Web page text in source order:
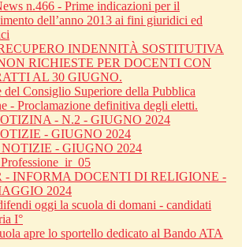
n.466 - Prime indicazioni per il
dell’anno 2013 ai fini giuridici ed
INDENNITÀ SOSTITUTIVA
RICHIESTE PER DOCENTI CON
AL 30 GIUGNO.
del Consiglio Superiore della Pubblica
- Proclamazione definitiva degli eletti.
- N.2 - GIUGNO 2024
- GIUGNO 2024
- GIUGNO 2024
- INFORMA DOCENTI DI RELIGIONE -
2024
oggi la scuola di domani - candidati
I°
apre lo sportello dedicato al Bando ATA